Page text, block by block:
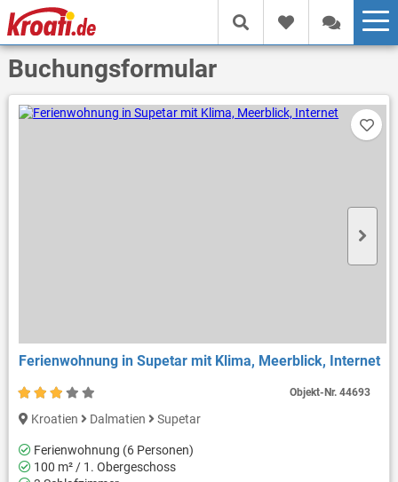
Buchungsformular
Ferienwohnung in Supetar mit Klima, Meerblick, Internet
Kroatien Dalmatien Supetar
Ferienwohnung (6 Personen)
100 m² / 1. Obergeschoss
Objekt-Nr. 44693